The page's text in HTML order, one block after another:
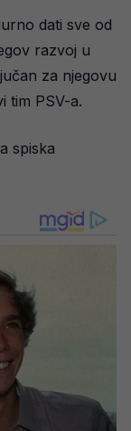
dati sve od
razvoj u
za njegovu
tim PSV-a.
spiska